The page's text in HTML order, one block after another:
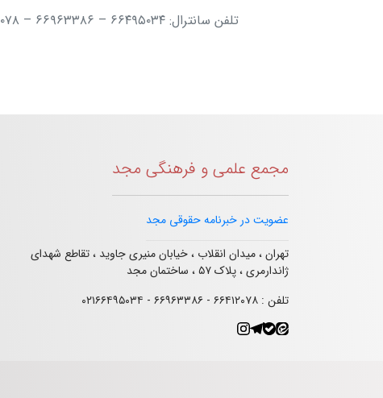
تلفن سانترال: ۶۶۴۹۵۰۳۴
–
– ۶۶۴۱۲۰۷۸ داخلی ۵
مجمع علمی و فرهنگی مجد
عضویت در خبرنامه حقوقی مجد
تهران ، میدان انقلاب ، خیابان منیری جاوید ، تقاطع شهدای
ژاندارمری ، پلاک ۵۷ ، ساختمان مجد
تلفن : ۶۶۴۱۲۰۷۸ - ۶۶۹۶۳۳۸۶ - ۰۲۱۶۶۴۹۵۰۳۴